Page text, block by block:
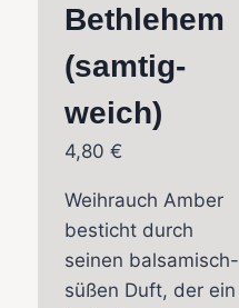
Bethlehem
(samtig-
weich)
4,80 €
Weihrauch Amber
besticht durch
seinen balsamisch-
süßen Duft, der ein